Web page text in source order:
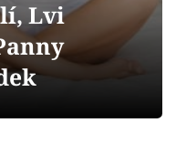
Lvi